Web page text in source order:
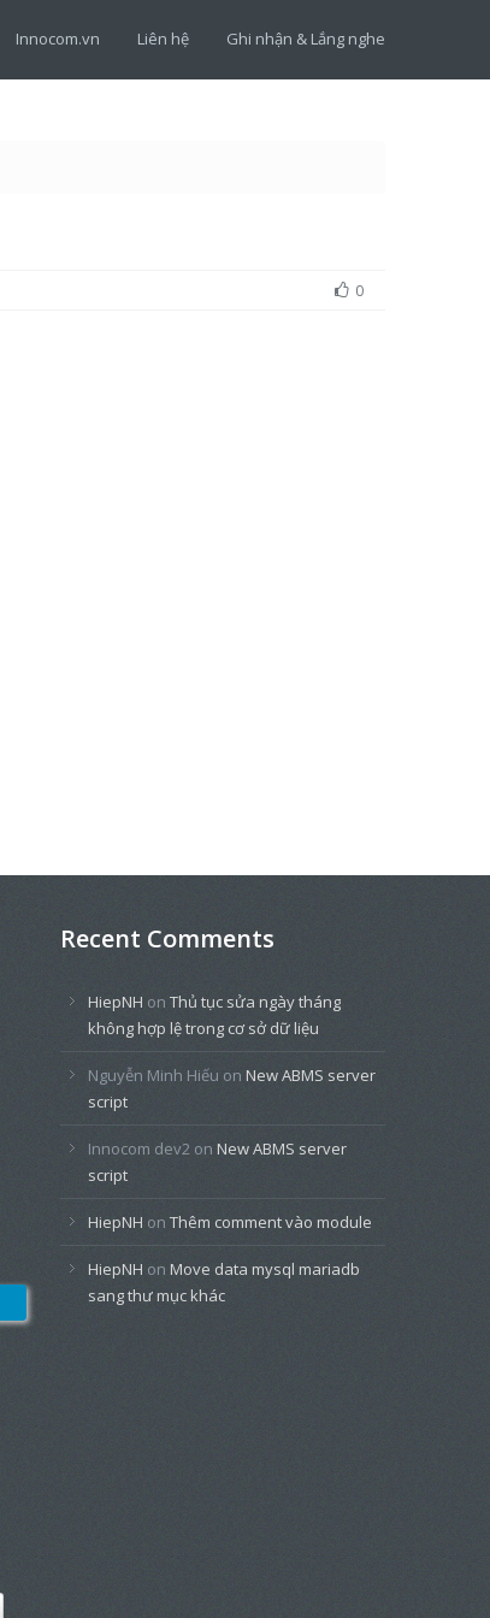
Innocom.vn Liên hệ Ghi nhận & Lắng nghe
0
Recent Comments
HiepNH on Thủ tục sửa ngày tháng
không hợp lệ trong cơ sở dữ liệu
Nguyễn Minh Hiếu on New ABMS server
script
Innocom dev2 on New ABMS server
script
HiepNH on Thêm comment vào module
HiepNH on Move data mysql mariadb
sang thư mục khác